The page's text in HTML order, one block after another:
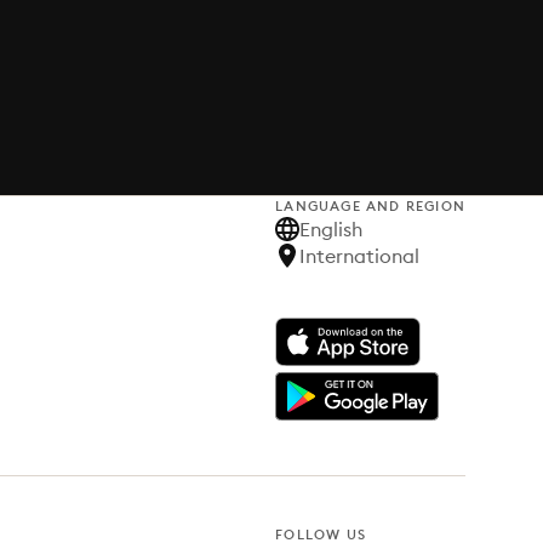
LANGUAGE AND REGION
English
International
FOLLOW US